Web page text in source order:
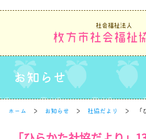
社会福祉法人
枚方市社会福祉
お知らせ
ホーム お知らせ 社協だより 「